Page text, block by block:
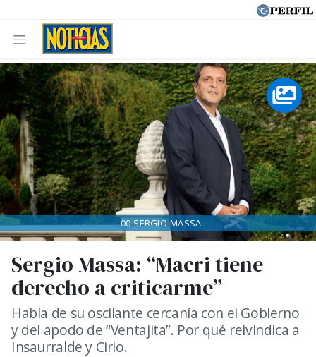
Sergio Massa: “Macri tiene
derecho a criticarme”
Habla de su oscilante cercanía con el Gobierno
y del apodo de “Ventajita”. Por qué reivindica a
Insaurralde y Cirio.
00-SERGIO-MASSA